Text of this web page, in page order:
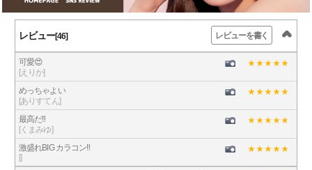
レビュー[46]
可愛😍
[えりか]
めっちゃよい
[ありすてん]
最高だ‼️
[くまみゆ]
激盛れBIG カラコン‼️
[]
レビューを書く